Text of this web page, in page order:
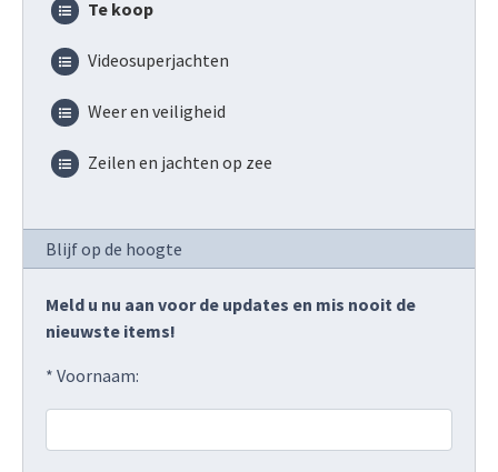
Te koop
Videosuperjachten
Weer en veiligheid
Zeilen en jachten op zee
Blijf op de hoogte
Meld u nu aan voor de updates en mis nooit de
nieuwste items!
* Voornaam: